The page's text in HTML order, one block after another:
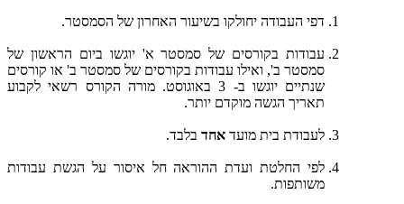
דפי העבודה יחולקו בשיעור האחרון של הסמסטר.
עבודות בקורסים של סמסטר א' יוגשו ביום הראשון של
סמסטר ב', ואילו עבודות בקורסים של סמסטר ב' או קורסים
שנתיים יוגשו ב- 3 באוגוסט. מורה הקורס רשאי לקבוע
תאריך הגשה מוקדם יותר.
לעבודת בית מועד אחד בלבד.
לפי החלטת ועדת ההוראה חל איסור על הגשת עבודות
משותפות.